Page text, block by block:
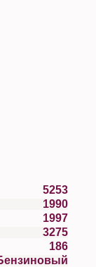
5253
1990
1997
3275
186